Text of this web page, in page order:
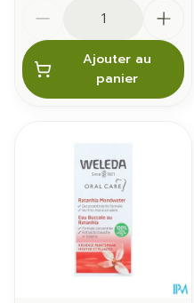
Ajouter au
panier